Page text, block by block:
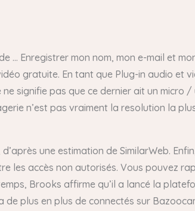
… Enregistrer mon nom, mon e-mail et
gratuite. En tant que Plug-in audio et
signifie pas que ce dernier ait un micro /
n’est pas vraiment la resolution la
une estimation de SimilarWeb.
les accès non autorisés. Vous pouvez
Brooks affirme qu’il a lancé la
plus en plus de connectés sur